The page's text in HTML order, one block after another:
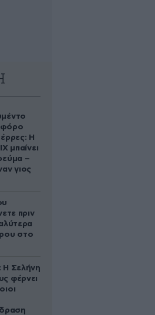
Η
μπαίνει
–
γιος
πριν
στο
Η Σελήνη
φέρνει